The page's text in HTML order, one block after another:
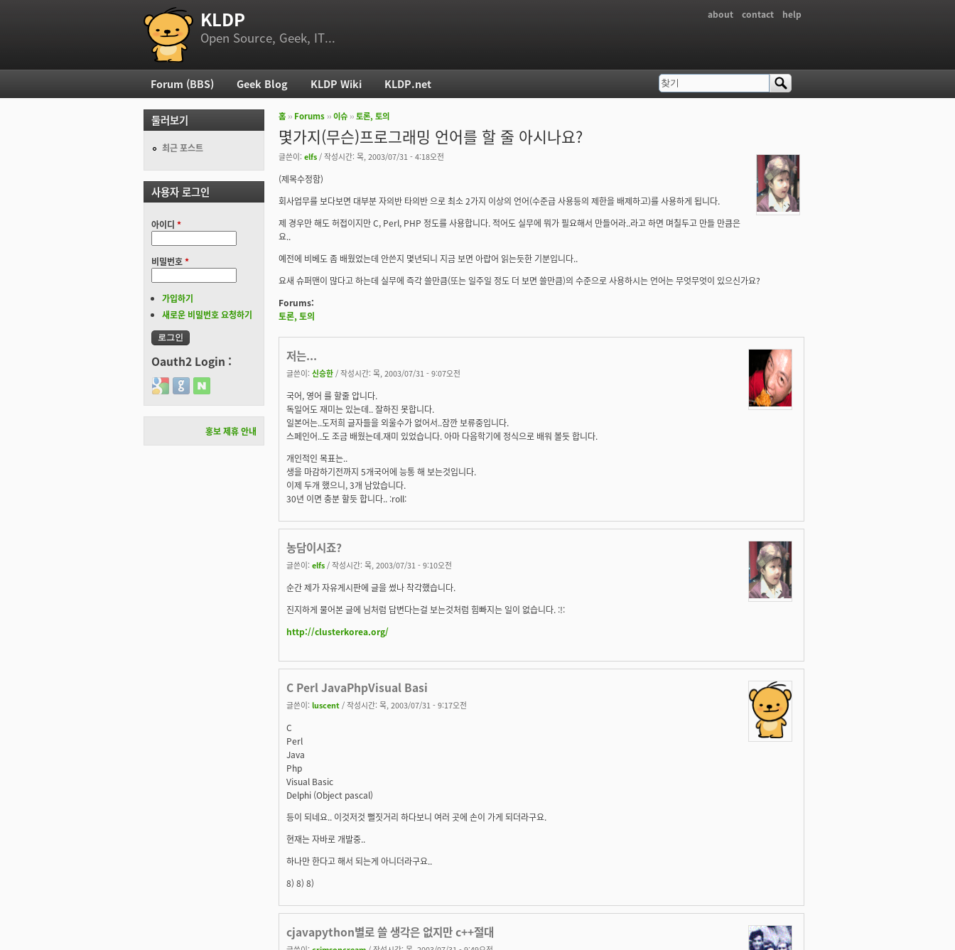
부 메뉴
about contact help
KLDP
Open Source, Geek, IT...
현재 위치
홈 ›› Forums ››이슈 ››토론, 토의
몇가지(무슨)프로그래밍 언어를 할 줄 아시나요?
글쓴이: elfs / 작성시간: 목, 2003/07/31 - 4:18오전
(제목수정함)
회사업무를 보다보면 대부분 자의반 타의반 으로 최소 2가지 이상의 언어(수준급 사용등의 제한을 배제하고)를 사용하게 됩니다.
제 경우만 해도 허접이지만 C, Perl, PHP 정도를 사용합니다. 적어도 실무에 뭐가 필요해서 만들어라..라고 하면 며칠두고 만들 만큼은
요..
예전에 비베도 좀 배웠었는데 안쓴지 몇년되니 지금 보면 아랍어 읽는듯한 기분입니다..
요새 슈퍼맨이 많다고 하는데 실무에 즉각 쓸만큼(또는 일주일 정도 더 보면 쓸만큼)의 수준으로 사용하시는 언어는 무엇무엇이 있으신가요?
Forums:
토론, 토의
저는...
글쓴이: 신승한 / 작성시간: 목, 2003/07/31 - 9:07오전
국어, 영어 를 할줄 압니다.
독일어도 재미는 있는데.. 잘하진 못합니다.
일본어는..도저희 글자들을 외울수가 없어서..잠깐 보류중입니다.
스페인어..도 조금 배웠는데.재미 있었습니다. 아마 다음학기에 정식으로 배워 볼듯 합니다.
개인적인 목표는..
생을 마감하기전까지 5개국어에 능통 해 보는것입니다.
이제 두개 했으니, 3개 남았습니다.
30년 이면 충분 할듯 합니다.. :roll:
농담이시죠?
글쓴이: elfs / 작성시간: 목, 2003/07/31 - 9:10오전
순간 제가 자유게시판에 글을 썼나 착각했습니다.
진지하게 물어본 글에 님처럼 답변다는걸 보는것처럼 힘빠지는 일이 없습니다. :!:
http://clusterkorea.org/
C Perl JavaPhpVisual Basi
글쓴이: luscent / 작성시간: 목, 2003/07/31 - 9:17오전
C
Perl
Java
Php
Visual Basic
Delphi (Object pascal)
등이 되네요.. 이것저것 뻘짓거리 하다보니 여러 곳에 손이 가게 되더라구요.
현재는 자바로 개발중..
하나만 한다고 해서 되는게 아니더라구요..
8) 8) 8)
cjavapython별로 쓸 생각은 없지만 c++절대
주 메뉴
Forum (BBS) Geek Blog KLDP Wiki KLDP.net 검색 폼
찾기
둘러보기
최근 포스트
사용자 로그인
아이디 *
비밀번호*
가입하기
새로운 비밀번호 요청하기
Oauth2 Login :
Login with Google
Login with GitHub
Login with Naver
홍보 제휴 안내